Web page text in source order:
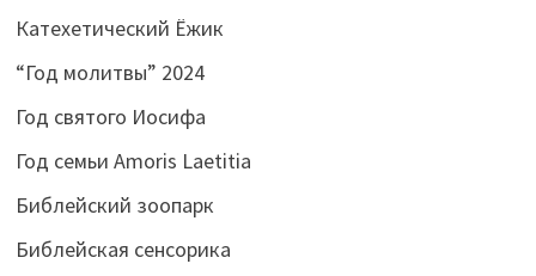
Катехетический Ёжик
“Год молитвы” 2024
Год святого Иосифа
Год семьи Amoris Laetitia
Библейский зоопарк
Библейская сенсорика